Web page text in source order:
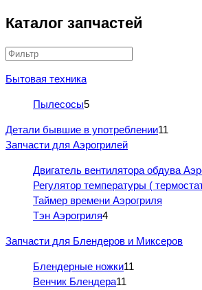
Каталог запчастей
Бытовая техника
Пылесосы5
Детали бывшие в употреблении11
Запчасти для Аэрогрилей
Двигатель вентилятора обдува
Регулятор температуры (
Таймер времени Аэрогриля
Тэн Аэрогриля4
Запчасти для Блендеров и Миксеров
Блендерные ножки11
Венчик Блендера11